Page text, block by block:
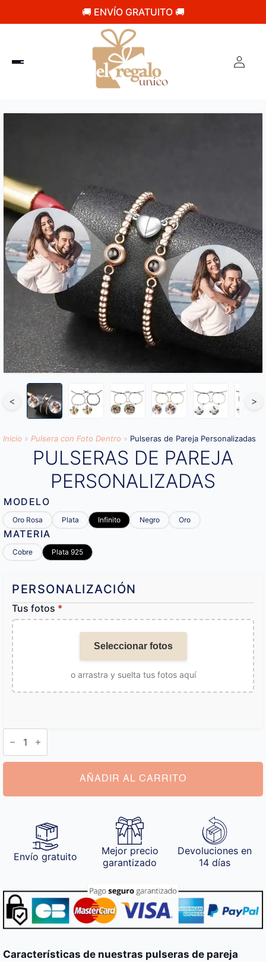
🚚 ENVÍO GRATUITO 🚚
< >
Inicio » Pulsera con Foto Dentro » Pulseras de Pareja Personalizadas
PULSERAS DE PAREJA
PERSONALIZADAS
MODELO
Oro Rosa Plata Infinito Negro Oro
MATERIA
Cobre Plata 925
PERSONALIZACIÓN
Tus fotos *
Seleccionar fotos
o arrastra y suelta tus fotos aquí
Pulseras
de
Pareja
Personalizadas
AÑADIR AL CARRITO
Envío gratuito
Mejor precio
garantizado
Devoluciones en
14 días
Características de nuestras pulseras de pareja